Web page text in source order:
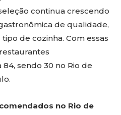
continua crescendo
de qualidade,
de cozinha. Com essas
sendo 30 no Rio de
no Rio de